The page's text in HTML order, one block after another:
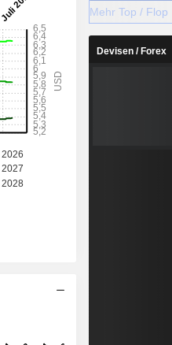
Mehr Top / Flop
Devisen / Forex